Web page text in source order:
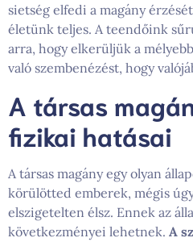
sietség elfedi a magány
életünk teljes. A teendőink
arra, hogy elkerüljük a
való szembenézést, hogy
A társas
fizikai hatásai
A társas magány egy olyan
körülötted emberek, mégis
elszigetelten élsz. Ennek az
következményei lehetnek. A